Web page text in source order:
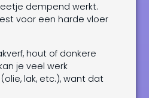
dempend werkt.
voor een harde vloer
hout of donkere
je veel werk
lak, etc.), want dat